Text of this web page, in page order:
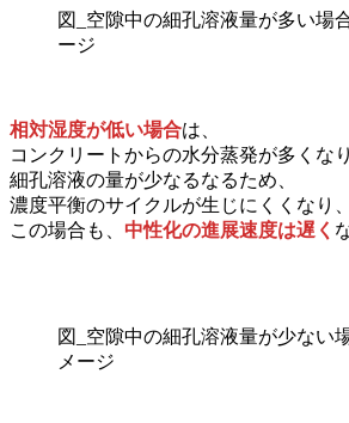
図_空隙中の細孔溶液量が多い場
ージ
相対湿度が低い場合は、
コンクリートからの水分蒸発が多くなり
細孔溶液の量が少なるなるため、
濃度平衡のサイクルが生じにくくなり、
この場合も、 中性化の進展速度は遅く
図_空隙中の細孔溶液量が少ない
メージ